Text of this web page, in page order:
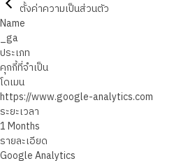
ตั้งค่าความเป็นส่วนตัว
Name
_ga
ประเภท
คุกกี้ที่จำเป็น
โดเมน
https://www.google-analytics.com
ระยะเวลา
1 Months
รายละเอียด
Google Analytics